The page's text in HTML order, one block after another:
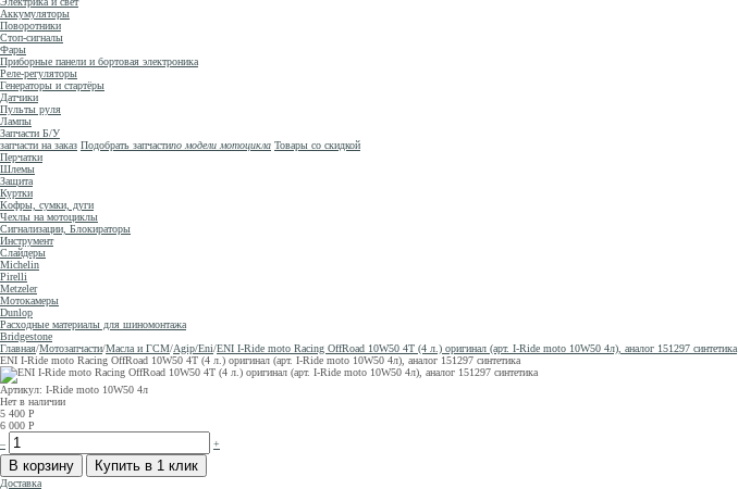
Аккумуляторы
Поворотники
Стоп-сигналы
Фары
Приборные панели и бортовая электроника
Реле-регуляторы
Генераторы и стартёры
Датчики
Пульты руля
Лампы
Запчасти Б/У
запчасти на заказ Подобрать запчастипо модели мотоцикла Товары со скидкой
Перчатки
Шлемы
Защита
Куртки
Кофры, сумки, дуги
Чехлы на мотоциклы
Сигнализации, Блокираторы
Инструмент
Слайдеры
Michelin
Pirelli
Metzeler
Мотокамеры
Dunlop
Расходные материалы для шиномонтажа
Bridgestone
Главная/Мотозапчасти/Масла и ГСМ/Agip/Eni/ENI I-Ride moto Racing OffRoad 10W50 4T (4 л.) оригинал (арт. I-Ride moto 10W50 4л), аналог 151297 синтетика
ENI I-Ride moto Racing OffRoad 10W50 4T (4 л.) оригинал (арт. I-Ride moto 10W50 4л), аналог 151297 синтетика
Артикул: I-Ride moto 10W50 4л
Нет в наличии
5 400 Р
6 000 Р
–
+
Доставка